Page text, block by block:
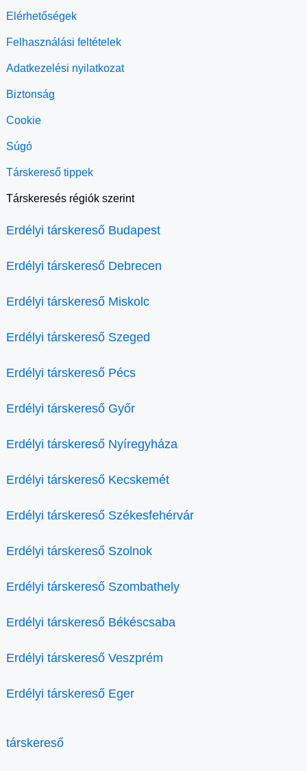
Elérhetőségek
Felhasználási feltételek
Adatkezelési nyilatkozat
Biztonság
Cookie
Súgó
Társkereső tippek
Társkeresés régiók szerint
Erdélyi társkereső Budapest
Erdélyi társkereső Debrecen
Erdélyi társkereső Miskolc
Erdélyi társkereső Szeged
Erdélyi társkereső Pécs
Erdélyi társkereső Győr
Erdélyi társkereső Nyíregyháza
Erdélyi társkereső Kecskemét
Erdélyi társkereső Székesfehérvár
Erdélyi társkereső Szolnok
Erdélyi társkereső Szombathely
Erdélyi társkereső Békéscsaba
Erdélyi társkereső Veszprém
Erdélyi társkereső Eger
társkereső